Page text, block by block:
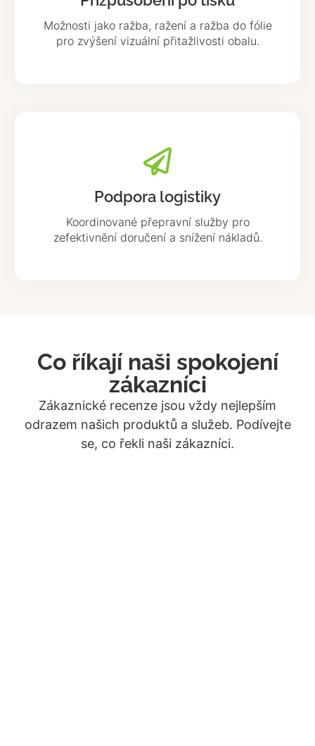
Možnosti jako ražba, ražení a ražba do fólie
pro zvýšení vizuální přitažlivosti obalu.
Podpora logistiky
Koordinované přepravní služby pro
zefektivnění doručení a snížení nákladů.
Co říkají naši spokojení
zákazníci
Zákaznické recenze jsou vždy nejlepším
odrazem našich produktů a služeb. Podívejte
se, co řekli naši zákazníci.